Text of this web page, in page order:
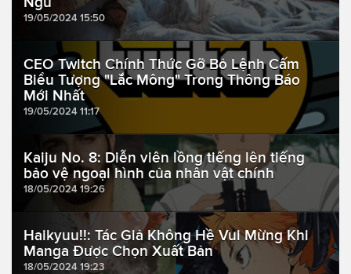
19/05/2024 15:50
CEO Twitch Chính Thức Gỡ Bỏ Lệnh Cấm
Biểu Tượng "Lắc Mông" Trong Thông Báo
Mới Nhất
19/05/2024 11:17
Kaiju No. 8: Diễn viên lồng tiếng lên tiếng
bảo vệ ngoại hình của nhân vật chính
18/05/2024 19:26
Haikyuu!!: Tác Giả Không Hề Vui Mừng Khi
Manga Được Chọn Xuất Bản
18/05/2024 19:23